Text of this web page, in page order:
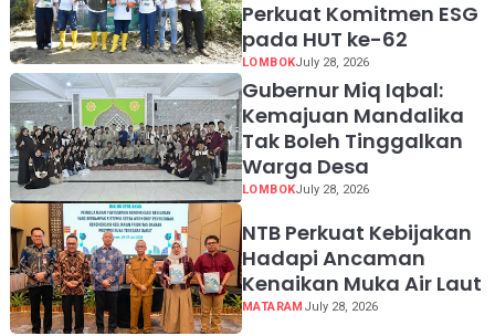
Perkuat Komitmen ESG
pada HUT ke-62
LOMBOKJuly 28, 2026
Gubernur Miq Iqbal:
Kemajuan Mandalika
Tak Boleh Tinggalkan
Warga Desa
LOMBOKJuly 28, 2026
NTB Perkuat Kebijakan
Hadapi Ancaman
Kenaikan Muka Air Laut
MATARAM July 28, 2026